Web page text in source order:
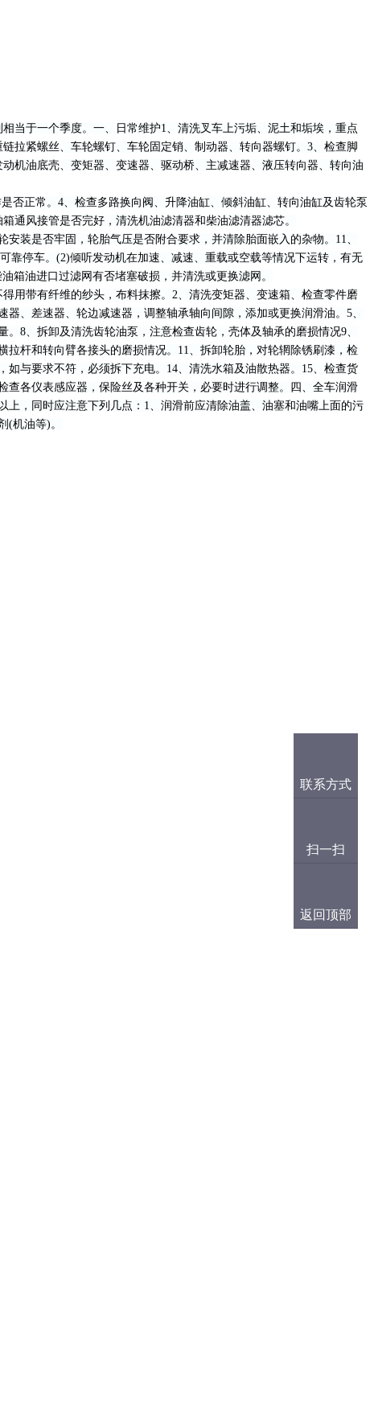
当于一个季度。一、日常维护1、清洗叉车上污垢、泥土和垢埃，重点
拉紧螺丝、车轮螺钉、车轮固定销、制动器、转向器螺钉。3、检查脚
机油底壳、变矩器、变速器、驱动桥、主减速器、液压转向器、转向油
正常。4、检查多路换向阀、升降油缸、倾斜油缸、转向油缸及齿轮泵
通风接管是否完好，清洗机油滤清器和柴油滤清器滤芯。
装是否牢固，轮胎气压是否附合要求，并清除胎面嵌入的杂物。11、
靠停车。(2)倾听发动机在加速、减速、重载或空载等情况下运转，有无
箱油进口过滤网有否堵塞破损，并清洗或更换滤网。
带有纤维的纱头，布料抹擦。2、清洗变矩器、变速箱、检查零件磨
、差速器、轮边减速器，调整轴承轴向间隙，添加或更换润滑油。5、
8、拆卸及清洗齿轮油泵，注意检查齿轮，壳体及轴承的磨损情况9、
杆和转向臂各接头的磨损情况。11、拆卸轮胎，对轮辋除锈刷漆，检
与要求不符，必须拆下充电。14、清洗水箱及油散热器。15、检查货
各仪表感应器，保险丝及各种开关，必要时进行调整。四、全车润滑
，同时应注意下列几点：1、润滑前应清除油盖、油塞和油嘴上面的污
(机油等)。
联系方式
扫一扫
返回顶部